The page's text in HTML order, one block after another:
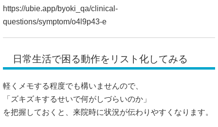
https://ubie.app/byoki_qa/clinical-
questions/symptom/o4l9p43-e
日常生活で困る動作をリスト化してみる
軽くメモする程度でも構いませんので、
「ズキズキするせいで何がしづらいのか」
を把握しておくと、来院時に状況が伝わりやすくなります。